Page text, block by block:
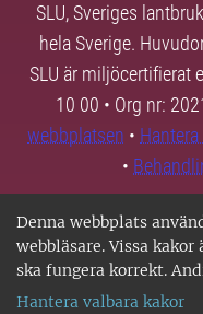
Denna webbplats
webbläsare. Vissa
ska fungera korrekt.
Hantera valbara kakor
SLU, Sveriges
hela Sverige.
SLU är miljöcertifierat
10 00 • Org nr:
webbplatsen •
•